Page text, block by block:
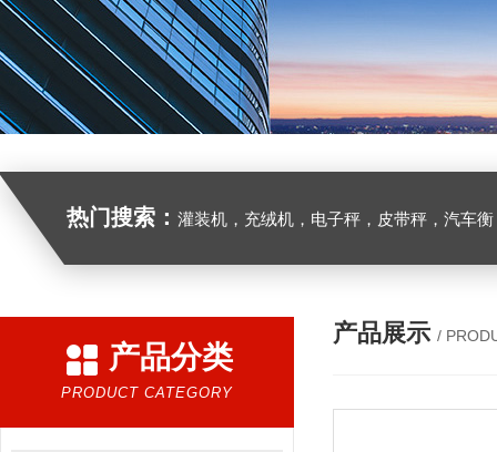
热门搜索： 灌装机，充绒机，电子秤，皮带秤，汽车
产品分类
PRODUCT CATEGORY
产品展示 /